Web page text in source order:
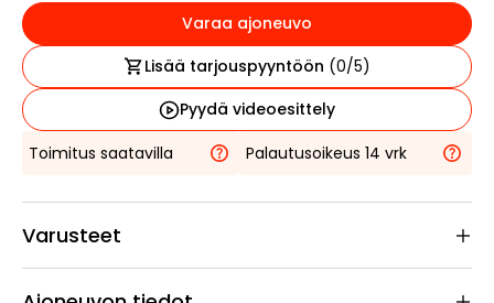
Varaa ajoneuvo
Lisää tarjouspyyntöön (0/5)
Pyydä videoesittely
Toimitus saatavilla
Palautusoikeus 14 vrk
Varusteet